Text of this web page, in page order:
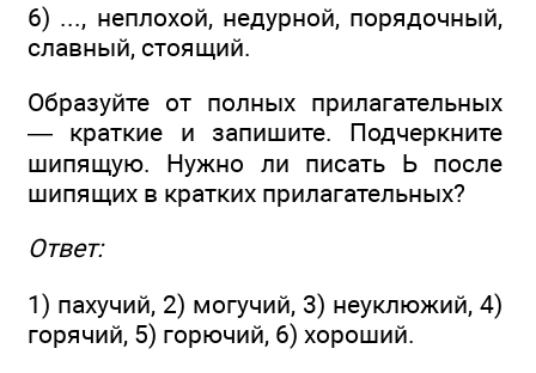
6) ..., неплохой, недурной, порядочный,
славный, стоящий.
Образуйте от полных прилагательных
— краткие и запишите. Подчеркните
шипящую. Нужно ли писать Ь после
шипящих в кратких прилагательных?
Ответ:
1) пахучий, 2) могучий, 3) неуклюжий, 4)
горячий, 5) горючий, 6) хороший.